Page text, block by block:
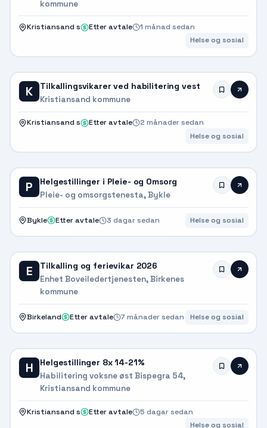
kommune
Kristiansand s Etter avtale
1 månad sedan
Helse og sosial
K Tilkallingsvikarer ved habilitering vest
Kristiansand kommune
Kristiansand s Etter avtale
2 månader sedan
Helse og sosial
P Helgestillinger i Pleie- og Omsorg
Pleie- og omsorgstenesta, Bykle
Bykle Etter avtale 3 dagar sedan Helse og sosial
E Tilkalling og ferievikar 2026
Enhet Boveiledertjenesten, Birkenes
kommune
Birkeland Etter avtale 7 månader sedan Helse og sosial
H Helgestillinger 8x 14-21%
Habilitering voksne øst Bispegra 54,
Kristiansand kommune
Kristiansand s Etter avtale
5 dagar sedan
Helse og sosial